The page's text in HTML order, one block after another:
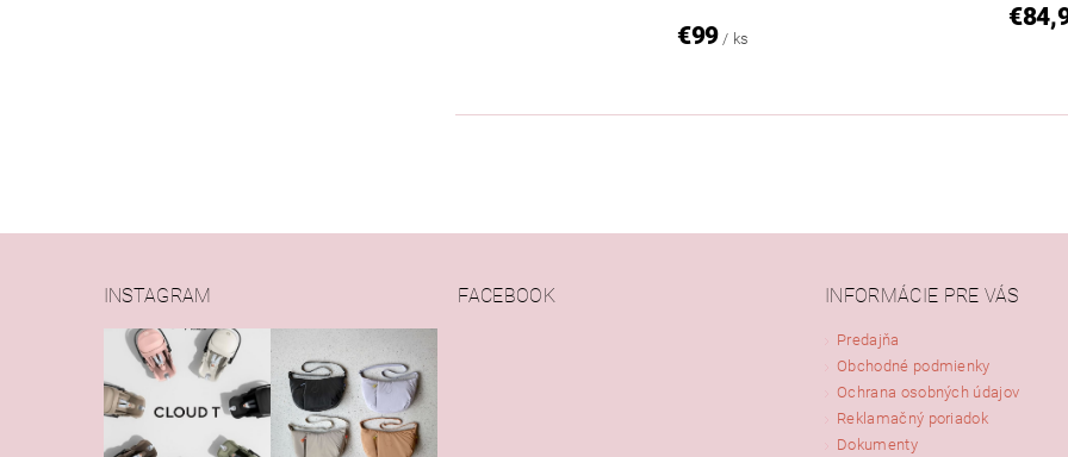
€99 / ks
INSTAGRAM FACEBOOK INFORMÁCIE PRE VÁS
Predajňa
Obchodné podmienky
Ochrana osobných údajov
Reklamačný poriadok
Dokumenty